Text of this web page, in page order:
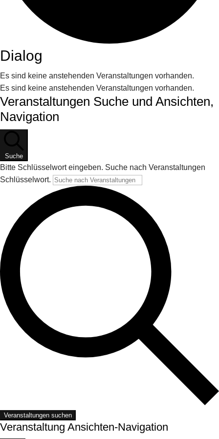
Dialog
Es sind keine anstehenden Veranstaltungen vorhanden.
Es sind keine anstehenden Veranstaltungen vorhanden.
Veranstaltungen Suche und Ansichten,
Navigation
Suche
Bitte Schlüsselwort eingeben. Suche nach Veranstaltungen
Schlüsselwort.
Veranstaltungen suchen
Veranstaltung Ansichten-Navigation